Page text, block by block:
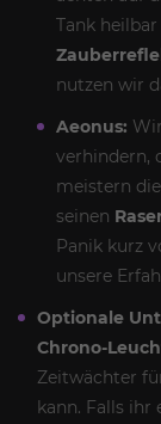
Tank
nutzen wir
Aeonus:
verhindern,
meistern
seinen
Panik kurz
unsere
Optionale
Chrono-
Zeitwächter
kann. Falls ihr